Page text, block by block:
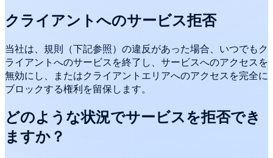
クライアントへのサービス拒否
当社は、規則（下記参照）の違反があった場合、いつでもク
ライアントへのサービスを終了し、サービスへのアクセスを
無効にし、またはクライアントエリアへのアクセスを完全に
ブロックする権利を留保します。
どのような状況でサービスを拒否でき
ますか？